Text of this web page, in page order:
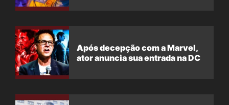
Após decepção com a Marvel,
ator anuncia sua entrada na DC